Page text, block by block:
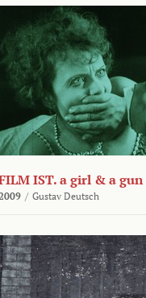
IST. a girl & a gun
/ Gustav Deutsch